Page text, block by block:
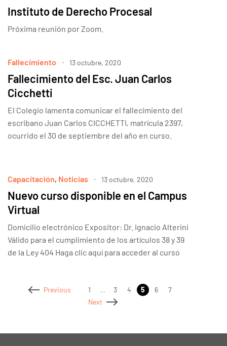
Instituto de Derecho Procesal
Próxima reunión por Zoom.
Fallecimiento 13 octubre, 2020
Fallecimiento del Esc. Juan Carlos
Cicchetti
El Colegio lamenta comunicar el fallecimiento del
escribano Juan Carlos CICCHETTI, matrícula 2397,
ocurrido el 30 de septiembre del año en curso.
Capacitación, Noticias 13 octubre, 2020
Nuevo curso disponible en el Campus
Virtual
Domicilio electrónico Expositor: Dr. Ignacio Alterini
Válido para el cumplimiento de los artículos 38 y 39
de la Ley 404 Haga clic aquí para acceder al curso
Previous 1 … 3 4 5 6
7
Next